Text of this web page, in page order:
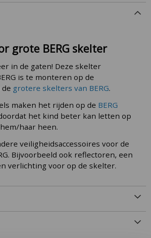
grote BERG skelter
in de gaten! Deze skelter
is te monteren op de
grotere skelters van BERG.
maken het rijden op de BERG
het kind beter kan letten op
haar heen.
veiligheidsaccessoires voor de
Bijvoorbeeld ook reflectoren, een
verlichting voor op de skelter.